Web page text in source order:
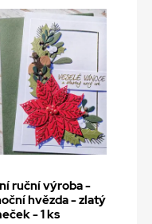
ruční výroba -
hvězda - zlatý
- 1 ks